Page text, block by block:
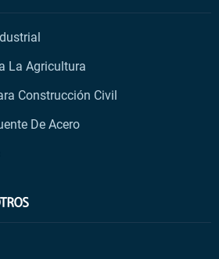
La Agricultura
Construcción Civil
De Acero